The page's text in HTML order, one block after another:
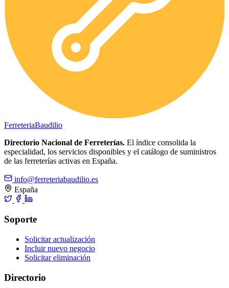
FerreteriaBaudilio
Directorio Nacional de Ferreterías. El índice consolida la
especialidad, los servicios disponibles y el catálogo de suministros
de las ferreterías activas en España.
info@ferreteriabaudilio.es
España
Soporte
Solicitar actualización
Incluir nuevo negocio
Solicitar eliminación
Directorio